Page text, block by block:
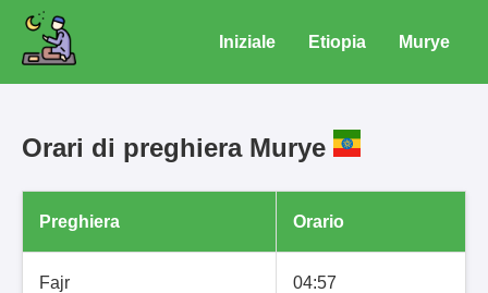
Iniziale Etiopia Murye
Orari di preghiera Murye
Preghiera Orario
Fajr 04:57